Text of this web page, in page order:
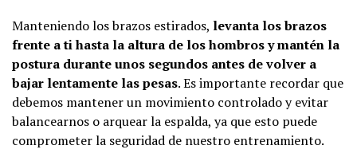
Manteniendo los brazos estirados, levanta los brazos
frente a ti hasta la altura de los hombros y mantén la
postura durante unos segundos antes de volver a
bajar lentamente las pesas. Es importante recordar que
debemos mantener un movimiento controlado y evitar
balancearnos o arquear la espalda, ya que esto puede
comprometer la seguridad de nuestro entrenamiento.